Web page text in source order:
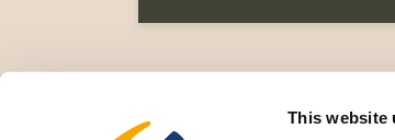
This website
Veelgestelde vragen